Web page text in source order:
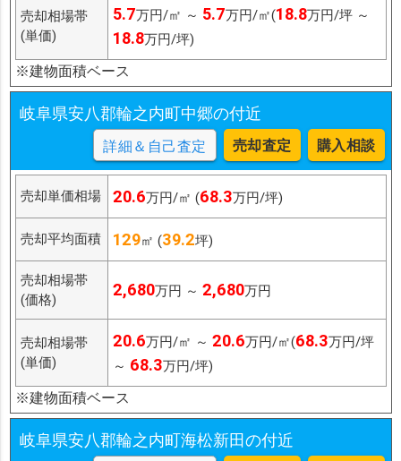
売却相場帯
(単価)
5.7万円/㎡ ～ 5.7万円/㎡(18.8万円/坪 ～
18.8万円/坪)
※建物面積ベース
岐阜県安八郡輪之内町中郷の付近
詳細＆自己査定 売却査定 購入相談
売却単価相場 20.6万円/㎡ (68.3万円/坪)
売却平均面積 129㎡ (39.2坪)
売却相場帯
(価格)
2,680万円 ～ 2,680万円
売却相場帯
(単価)
20.6万円/㎡ ～ 20.6万円/㎡(68.3万円/坪
～ 68.3万円/坪)
※建物面積ベース
岐阜県安八郡輪之内町海松新田の付近